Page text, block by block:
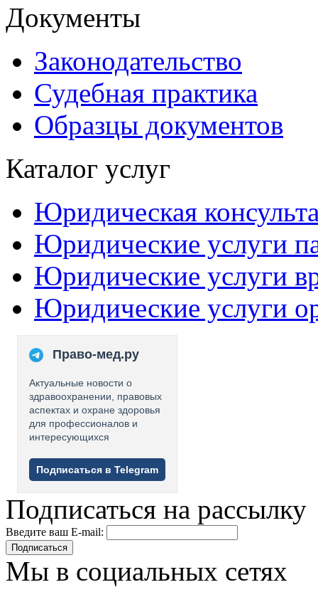
Документы
Законодательство
Судебная практика
Образцы документов
Каталог услуг
Юридическая
Юридические услуги
Юридические услуги
Юридические услуги
Право-мед.ру
Актуальные новости о
здравоохранении, правовых
аспектах и охране здоровья
для профессионалов и
интересующихся
Подписаться в Telegram
Подписаться на рассылку
Введите ваш E-mail:
Подписаться
Мы в социальных сетях